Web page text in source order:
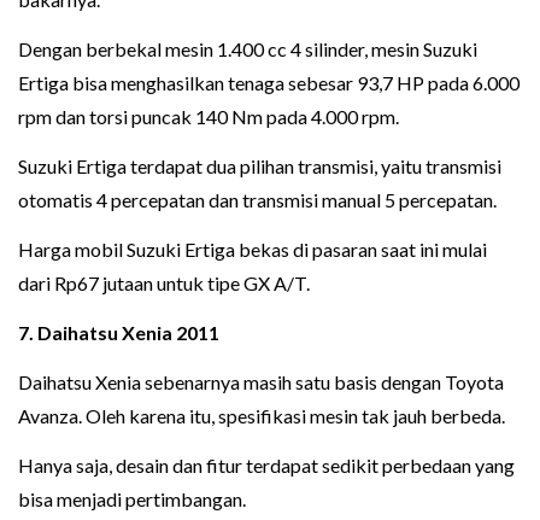
Dengan berbekal mesin 1.400 cc 4 silinder, mesin Suzuki
Ertiga bisa menghasilkan tenaga sebesar 93,7 HP pada 6.000
rpm dan torsi puncak 140 Nm pada 4.000 rpm.
Suzuki Ertiga terdapat dua pilihan transmisi, yaitu transmisi
otomatis 4 percepatan dan transmisi manual 5 percepatan.
Harga mobil Suzuki Ertiga bekas di pasaran saat ini mulai
dari Rp67 jutaan untuk tipe GX A/T.
7. Daihatsu Xenia 2011
Daihatsu Xenia sebenarnya masih satu basis dengan Toyota
Avanza. Oleh karena itu, spesifikasi mesin tak jauh berbeda.
Hanya saja, desain dan fitur terdapat sedikit perbedaan yang
bisa menjadi pertimbangan.